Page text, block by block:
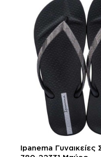
-10%
Ipanema Γυναικείες